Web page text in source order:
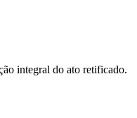
integral do ato retificado.